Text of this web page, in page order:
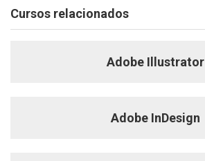
Cursos relacionados
Adobe Illustrator
Adobe InDesign